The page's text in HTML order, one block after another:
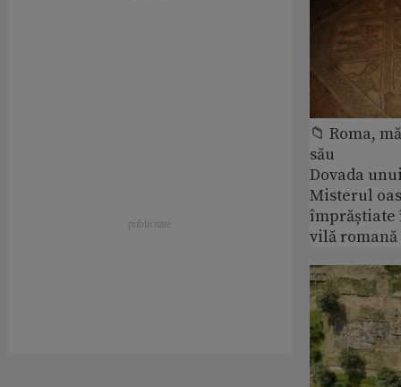
📁 Roma,
său
Dovada
Misterul
împrăștiate
vilă romană